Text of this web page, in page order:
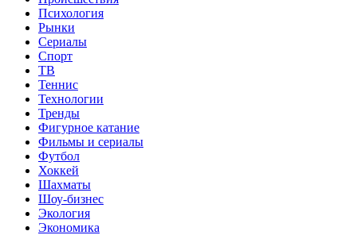
Психология
Рынки
Сериалы
Спорт
ТВ
Теннис
Технологии
Тренды
Фигурное катание
Фильмы и сериалы
Футбол
Хоккей
Шахматы
Шоу-бизнес
Экология
Экономика